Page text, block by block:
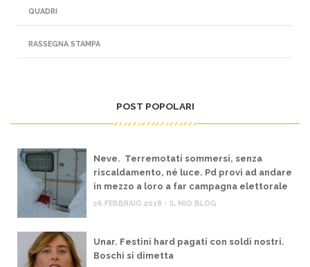
QUADRI
RASSEGNA STAMPA
POST POPOLARI
Neve. Terremotati sommersi, senza
riscaldamento, né luce. Pd provi ad andare
in mezzo a loro a far campagna elettorale
26 FEBBRAIO 2018 - IL MIO BLOG
Unar. Festini hard pagati con soldi nostri.
Boschi si dimetta